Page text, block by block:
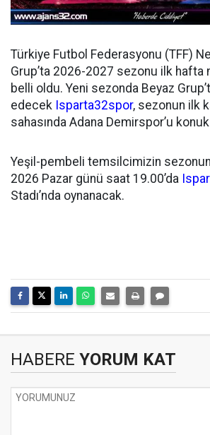
Türkiye Futbol Federasyonu (TFF)
Grup’ta 2026-2027 sezonu ilk hafta
belli oldu. Yeni sezonda Beyaz
edecek Isparta32spor, sezonun ilk
sahasında Adana Demirspor’u
Yeşil-pembeli temsilcimizin sezonun
2026 Pazar günü saat 19.00’da
Stadı’nda oynanacak.
HABERE YORUM KAT